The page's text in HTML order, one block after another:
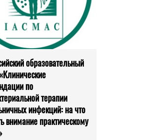
образовательный
по
терапии
инфекций: на что
внимание практическому